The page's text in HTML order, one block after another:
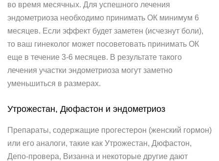
во время месячных. Для успешного лечения
эндометриоза необходимо принимать ОК минимум 6
месяцев. Если эффект будет заметен (исчезнут боли),
то ваш гинеколог может посоветовать принимать ОК
еще в течение 3-6 месяцев. В результате такого
лечения участки эндометриоза могут заметно
уменьшиться в размерах.
Утрожестан, Дюфастон и эндометриоз
Препараты, содержащие прогестерон (женский гормон)
или его аналоги, такие как Утрожестан, Дюфастон,
Депо-провера, Визанна и некоторые другие дают